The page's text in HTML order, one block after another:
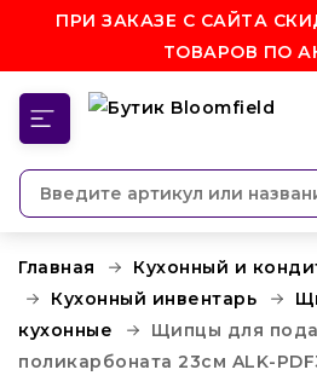
ПРИ ЗАКАЗЕ С САЙТА
ТОВАРОВ ПО
Главная
Кухонный и
Кухонный инвентарь
кухонные
Щипцы для
поликарбоната 23см ALK-